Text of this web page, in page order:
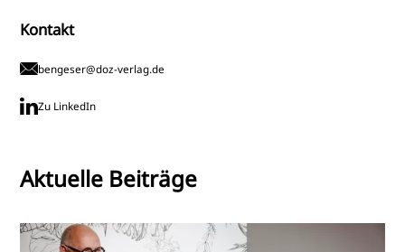
Kontakt
bengeser@doz-verlag.de
Zu LinkedIn
Aktuelle Beiträge